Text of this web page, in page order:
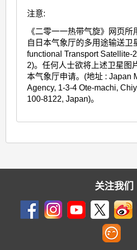
注意:
《二零一一热带气旋》网页
自日本气象厅的多用途输送卫
functional Transport Satellite-
2)。任何人士欲将上述卫星图
本气象厅申请。(地址 : Japan
Agency, 1-3-4 Ote-machi,
100-8122, Japan)。
关注我们